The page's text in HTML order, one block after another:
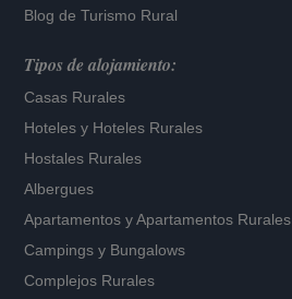
Blog de Turismo Rural
Tipos de alojamiento:
Casas Rurales
Hoteles y Hoteles Rurales
Hostales Rurales
Albergues
Apartamentos yApartamentos Rurales
Campings y Bungalows
Complejos Rurales